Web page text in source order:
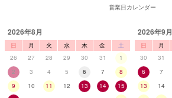
営業日カレンダー
2026年8月
日 月 火 水 木 金
土
26
27 28 29 30 31
1
2
3 4 5 6 7
8
9
10 11 12 13 14
15
2026年9月
日 月
30
31
6
7
13
14